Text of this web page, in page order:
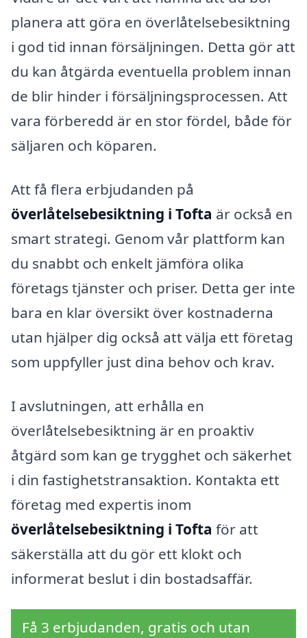
planera att göra en överlåtelsebesiktning
i god tid innan försäljningen. Detta gör att
du kan åtgärda eventuella problem innan
de blir hinder i försäljningsprocessen. Att
vara förberedd är en stor fördel, både för
säljaren och köparen.
Att få flera erbjudanden på
överlåtelsebesiktning i Tofta är också en
smart strategi. Genom vår plattform kan
du snabbt och enkelt jämföra olika
företags tjänster och priser. Detta ger inte
bara en klar översikt över kostnaderna
utan hjälper dig också att välja ett företag
som uppfyller just dina behov och krav.
I avslutningen, att erhålla en
överlåtelsebesiktning är en proaktiv
åtgärd som kan ge trygghet och säkerhet
i din fastighetstransaktion. Kontakta ett
företag med expertis inom
överlåtelsebesiktning i Tofta för att
säkerställa att du gör ett klokt och
informerat beslut i din bostadsaffär.
Få 3 erbjudanden, gratis och utan